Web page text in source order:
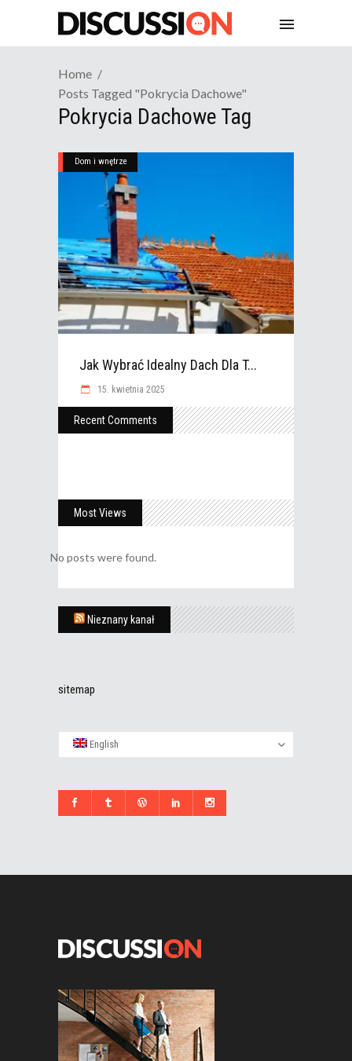
Home
Posts Tagged "pokrycia Dachowe"
Pokrycia Dachowe Tag
Dom i wnętrze
Jak Wybrać Idealny Dach Dla T...
15. kwietnia 2025
Recent Comments
Most Views
No posts were found.
Nieznany kanał
sitemap
English